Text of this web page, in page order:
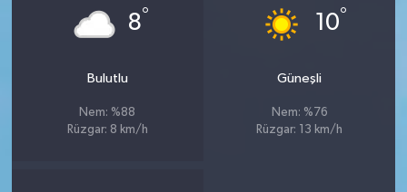
8°
Bulutlu
Nem: %88
Rüzgar: 8 km/h
10°
Güneşli
Nem: %76
Rüzgar: 13 km/h